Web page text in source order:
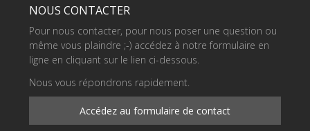
NOUS CONTACTER
Pour nous contacter, pour nous poser une question ou
même vous plaindre ;-) accédez à notre formulaire en
ligne en cliquant sur le lien ci-dessous.
Nous vous répondrons rapidement.
Accédez au formulaire de contact